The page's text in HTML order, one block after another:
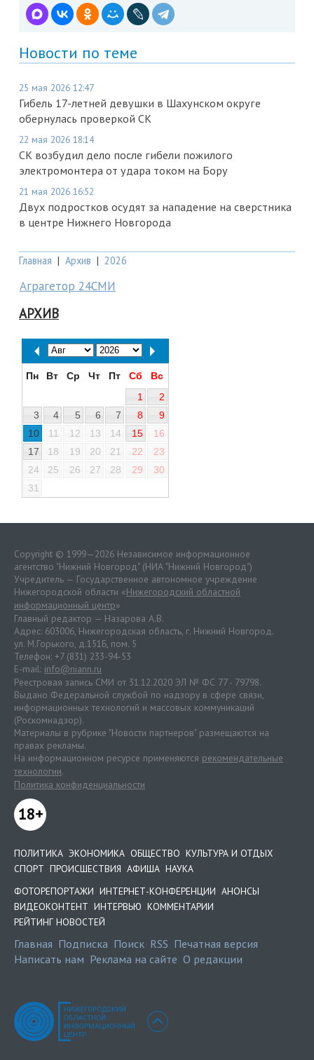
Новости по теме
25 мая 2026 12:47
Гибель 17-летней девушки в Шахунском округе
обернулась проверкой СК
22 мая 2026 18:14
СК возбудил дело после гибели пожилого
электромонтера от удара током на Бору
21 мая 2026 16:52
Двух подростков осудят за нападение на сверстника
в центре Нижнего Новгорода
Главная | Архив | 2026
Аграгетор 24СМИ
АРХИВ
Пн Вт Ср Чт Пт Сб
Вс
1
2
3
4 5 6 7 8
9
10
11 12 13 14 15
16
17
18 19 20 21 22
23
24
25 26 27 28 29
30
31
Copyright © 1999—2026 Независимое информационное
агентство "Нижний Новгород" (НИА "Нижний Новгород")
Учредитель — Государственное автономное учреждение
Нижегородской области «Нижегородский областной
информационный центр»
Главный редактор — Назарова А.В.
Адрес: 603006, Нижегородская область, г. Нижний Новгород.
ул. М.Горького, д.151Б, пом. 5
Телефон: +7 (831) 233-94-53
E-mail: info@niann.ru
Реестровая запись СМИ от 31.12.2020 ЭЛ № ФС 77 - 79798.
Выдано Федеральной службой по надзору в сфере связи,
информационных технологий и массовых коммуникаций
(Роскомнадзор).
Материалы в рубрике "Новости партнеров" размещаются на
правах рекламы.
На информационном ресурсе применяются рекомендательные
технологии.
Политика конфиденциальности
18+
ПОЛИТИКА ЭКОНОМИКА ОБЩЕСТВО КУЛЬТУРА И ОТДЫХ
СПОРТ ПРОИСШЕСТВИЯ АФИША НАУКА
ФОТОРЕПОРТАЖИ ИНТЕРНЕТ-КОНФЕРЕНЦИИ АНОНСЫ
ВИДЕОКОНТЕНТ ИНТЕРВЬЮ КОММЕНТАРИИ
РЕЙТИНГ НОВОСТЕЙ
Главная Подписка Поиск RSS Печатная версия
Написать нам Реклама на сайте О редакции